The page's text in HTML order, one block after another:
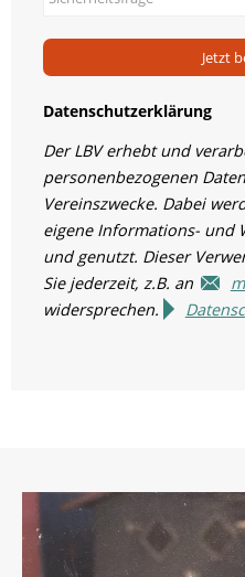
Jetzt
Datenschutzerklärung
Der LBV erhebt und
personenbezogenen
Vereinszwecke. Dabei
eigene Informations- und
und genutzt. Dieser
Sie jederzeit, z.B. an
widersprechen.